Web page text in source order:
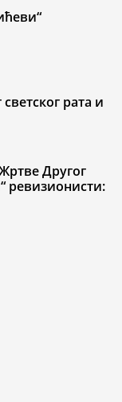
рата и
Другог
ревизионисти: